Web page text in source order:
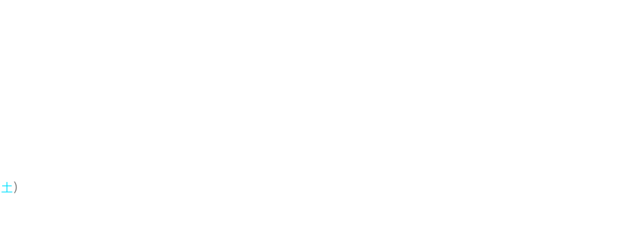
土 )